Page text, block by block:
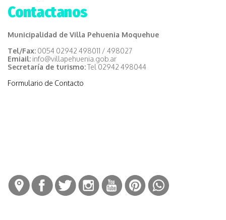
Contactanos
Municipalidad de Villa Pehuenia Moquehue
Tel/Fax: 0054 02942 498011 / 498027
Emiail: info@villapehuenia.gob.ar
Secretaría de turismo:Tel 02942 498044
Formulario de Contacto